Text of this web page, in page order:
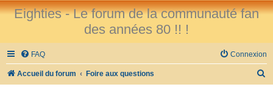
Eighties - Le forum de la communauté fan
des années 80 !! !
FAQ Connexion
Accueil du forum Foire aux questions